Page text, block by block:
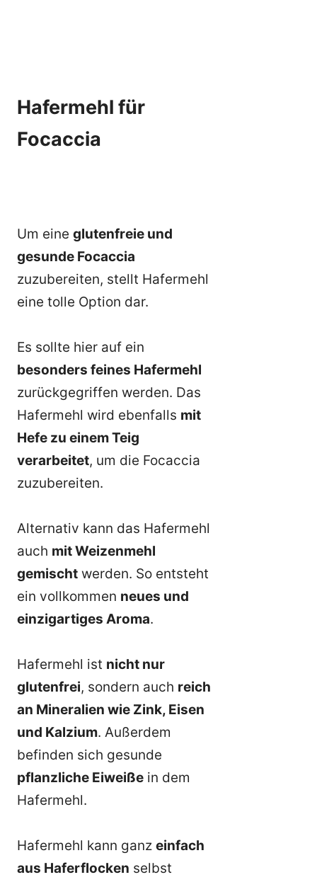
Hafermehl für
Focaccia
Um eine glutenfreie und
gesunde Focaccia
zuzubereiten, stellt Hafermehl
eine tolle Option dar.
Es sollte hier auf ein
besonders feines Hafermehl
zurückgegriffen werden. Das
Hafermehl wird ebenfalls mit
Hefe zu einem Teig
verarbeitet, um die Focaccia
zuzubereiten.
Alternativ kann das Hafermehl
auch mit Weizenmehl
gemischt werden. So entsteht
ein vollkommen neues und
einzigartiges Aroma.
Hafermehl ist nicht nur
glutenfrei, sondern auch reich
an Mineralien wie Zink, Eisen
und Kalzium. Außerdem
befinden sich gesunde
pflanzliche Eiweiße in dem
Hafermehl.
Hafermehl kann ganz einfach
aus Haferflocken selbst